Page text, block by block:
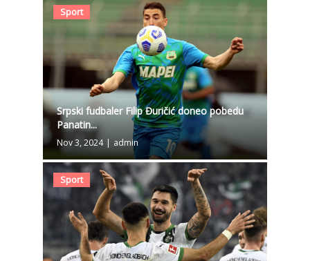
Sport
Srpski fudbaler Filip Đuričić doneo pobedu
Panatin...
Nov 3, 2024 | admin
Sport